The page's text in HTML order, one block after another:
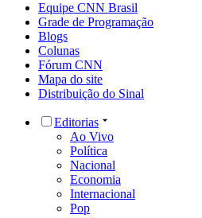
Equipe CNN Brasil
Grade de Programação
Blogs
Colunas
Fórum CNN
Mapa do site
Distribuição do Sinal
Editorias
Ao Vivo
Política
Nacional
Economia
Internacional
Pop